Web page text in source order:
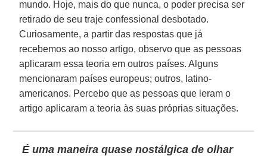
mundo. Hoje, mais do que nunca, o poder precisa ser
retirado de seu traje confessional desbotado.
Curiosamente, a partir das respostas que já
recebemos ao nosso artigo, observo que as pessoas
aplicaram essa teoria em outros países. Alguns
mencionaram países europeus; outros, latino-
americanos. Percebo que as pessoas que leram o
artigo aplicaram a teoria às suas próprias situações.
É uma maneira quase nostálgica de olhar